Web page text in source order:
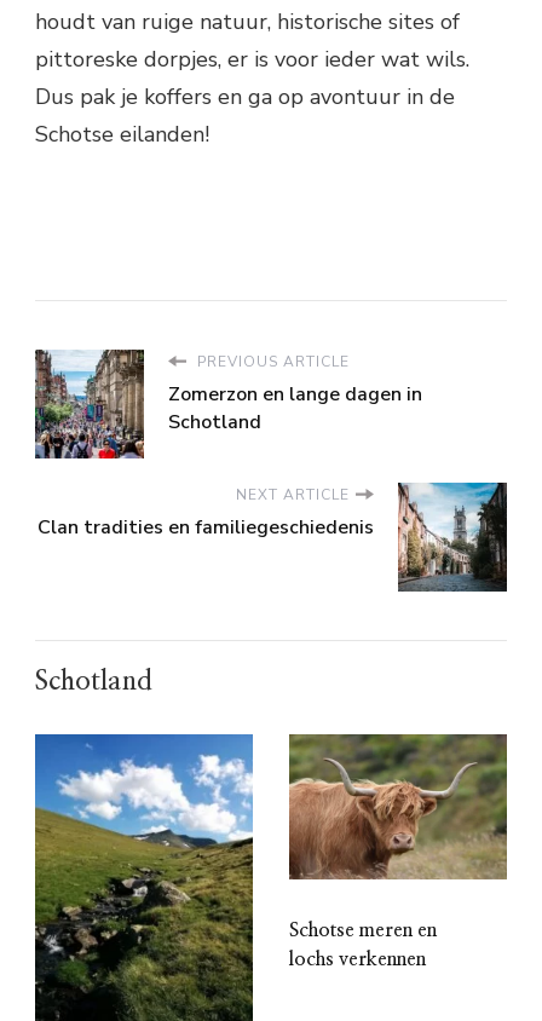
houdt van ruige natuur, historische sites of
pittoreske dorpjes, er is voor ieder wat wils.
Dus pak je koffers en ga op avontuur in de
Schotse eilanden!
PREVIOUS ARTICLE
Zomerzon en lange dagen in
Schotland
NEXT ARTICLE
Clan tradities en familiegeschiedenis
Schotland
Schotse meren en
lochs verkennen